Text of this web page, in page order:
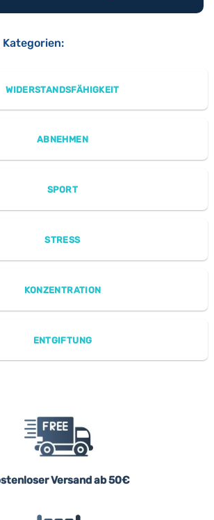
WIDERSTANDSFÄHIGKEIT
ABNEHMEN
SPORT
STRESS
KONZENTRATION
ENTGIFTUNG
Versand ab 50€